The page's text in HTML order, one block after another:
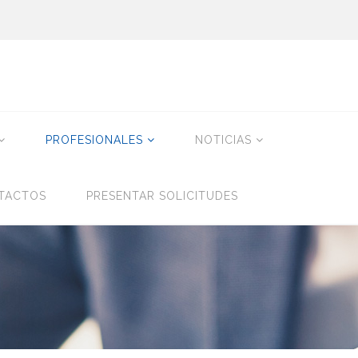
PROFESIONALES NOTICIAS
PRESENTAR SOLICITUDES